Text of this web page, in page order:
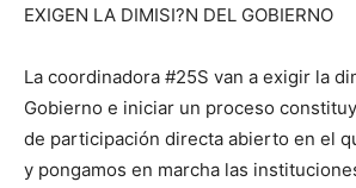
EXIGEN LA DIMISI?N DEL GOBIERNO
La coordinadora #25S van a exigir la
Gobierno e iniciar un proceso
de participación directa abierto en el
y pongamos en marcha las